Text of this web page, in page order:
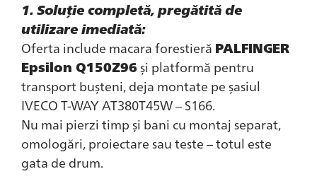
1. Soluție completă, pregătită de
utilizare imediată:
Oferta include macara forestieră PALFINGER
Epsilon Q150Z96și platformă pentru
transport bușteni, deja montate pe șasiul
IVECO T-WAY AT380T45W – S166.
Nu mai pierzi timp și bani cu montaj separat,
omologări, proiectare sau teste – totul este
gata de drum.